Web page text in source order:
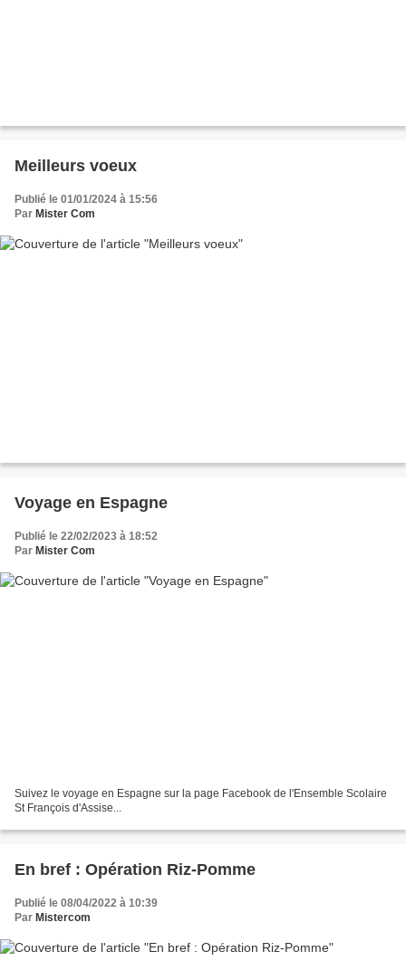
Meilleurs voeux
Publié le 01/01/2024 à 15:56
Par Mister Com
Voyage en Espagne
Publié le 22/02/2023 à 18:52
Par Mister Com
Suivez le voyage en Espagne sur la page Facebook de l'Ensemble Scolaire
St François d'Assise...
En bref : Opération Riz-Pomme
Publié le 08/04/2022 à 10:39
Par Mistercom